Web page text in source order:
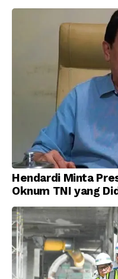
Hendardi Minta
Oknum TNI yang
Korupsi